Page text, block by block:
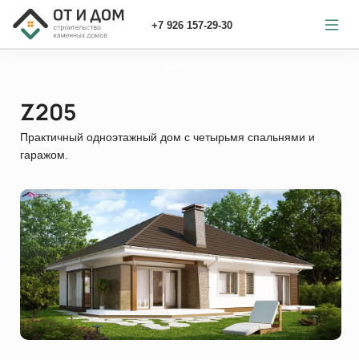
+7 926 157-29-30
Z205
Практичный одноэтажный дом с четырьмя спальнями и
гаражом.